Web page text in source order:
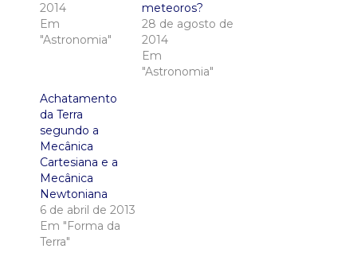
2014
Em
"Astronomia"
meteoros?
28 de agosto de
2014
Em
"Astronomia"
Achatamento
da Terra
segundo a
Mecânica
Cartesiana e a
Mecânica
Newtoniana
6 de abril de 2013
Em "Forma da
Terra"